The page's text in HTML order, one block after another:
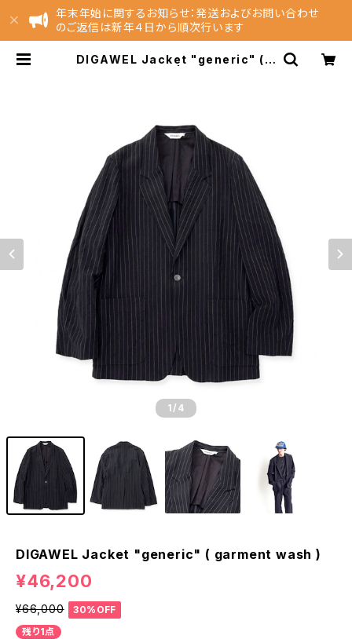
年末年始に関するお知らせ：発送およびお問い合わせ
のご返信は新年４日から順次行います
DIGAWEL Jacket "generic" ( g
1 /4
DIGAWEL Jacket "generic" ( garment wash )
¥46,200
¥66,000
30%OFF
残り1点